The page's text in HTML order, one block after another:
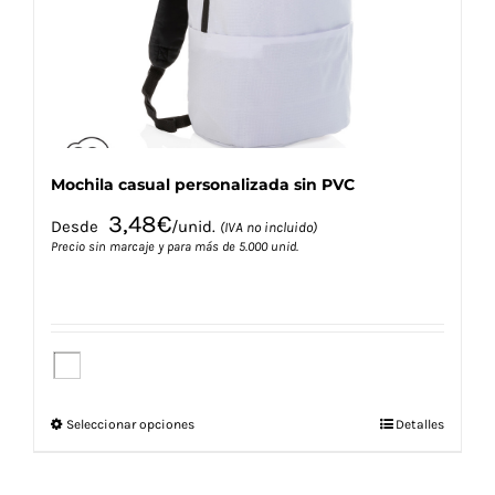
en
Mochila casual personalizada sin PVC
Desde 3,48€/unid. (IVA no incluido)
Precio sin marcaje y para más de 5.000 unid.
Seleccionar opcionesEste
Detalles